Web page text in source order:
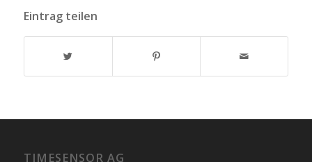
Eintrag teilen
TIMESENSOR AG